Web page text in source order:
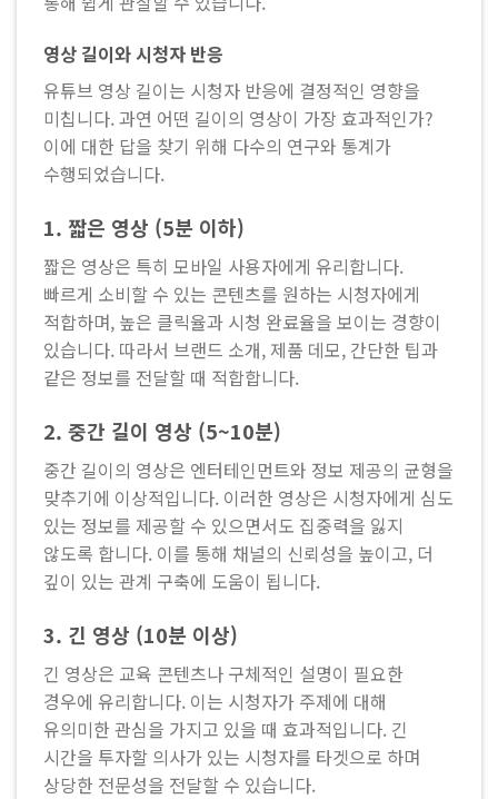
영상 길이와 시청자 반응
유튜브 영상 길이는 시청자 반응에 결정적인 영향을
미칩니다. 과연 어떤 길이의 영상이 가장 효과적인가?
이에 대한 답을 찾기 위해 다수의 연구와 통계가
수행되었습니다.
1. 짧은 영상 (5분 이하)
짧은 영상은 특히 모바일 사용자에게 유리합니다.
빠르게 소비할 수 있는 콘텐츠를 원하는 시청자에게
적합하며, 높은 클릭율과 시청 완료율을 보이는 경향이
있습니다. 따라서 브랜드 소개, 제품 데모, 간단한 팁과
같은 정보를 전달할 때 적합합니다.
2. 중간 길이 영상 (5~10분)
중간 길이의 영상은 엔터테인먼트와 정보 제공의 균형을
맞추기에 이상적입니다. 이러한 영상은 시청자에게 심도
있는 정보를 제공할 수 있으면서도 집중력을 잃지
않도록 합니다. 이를 통해 채널의 신뢰성을 높이고, 더
깊이 있는 관계 구축에 도움이 됩니다.
3. 긴 영상 (10분 이상)
긴 영상은 교육 콘텐츠나 구체적인 설명이 필요한
경우에 유리합니다. 이는 시청자가 주제에 대해
유의미한 관심을 가지고 있을 때 효과적입니다. 긴
시간을 투자할 의사가 있는 시청자를 타겟으로 하며
상당한 전문성을 전달할 수 있습니다.